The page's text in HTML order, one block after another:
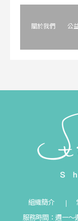
關於我們 公
組織簡介
服務時間：週一